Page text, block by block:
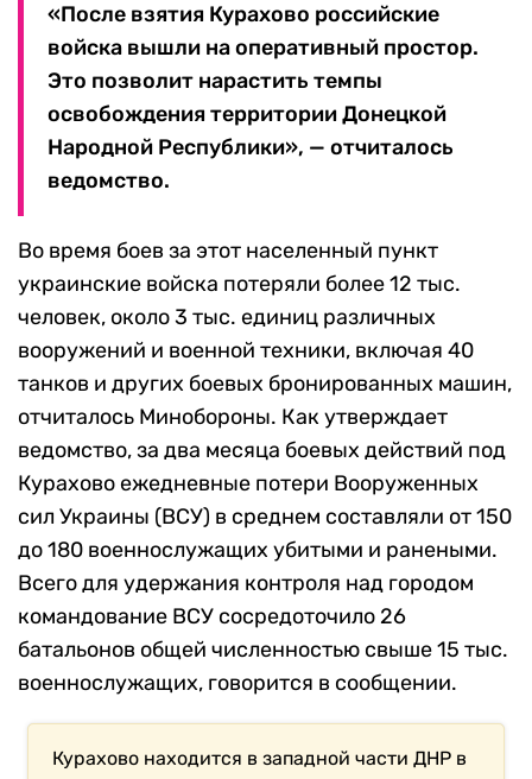
«После взятия Курахово российские
войска вышли на оперативный простор.
Это позволит нарастить темпы
освобождения территории Донецкой
Народной Республики», — отчиталось
ведомство.
Во время боев за этот населенный пункт
украинские войска потеряли более 12 тыс.
человек, около 3 тыс. единиц различных
вооружений и военной техники, включая 40
танков и других боевых бронированных машин,
отчиталось Минобороны. Как утверждает
ведомство, за два месяца боевых действий под
Курахово ежедневные потери Вооруженных
сил Украины (ВСУ) в среднем составляли от 150
до 180 военнослужащих убитыми и ранеными.
Всего для удержания контроля над городом
командование ВСУ сосредоточило 26
батальонов общей численностью свыше 15 тыс.
военнослужащих, говорится в сообщении.
Курахово находится в западной части ДНР в